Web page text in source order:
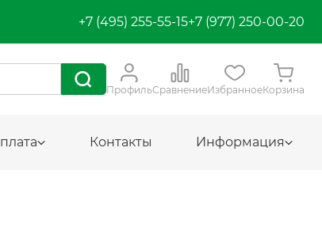
+7 (495) 255-55-15+7 (977) 250-00-20
ПрофильСравнениеИзбранноеКорзина
Контакты Информация